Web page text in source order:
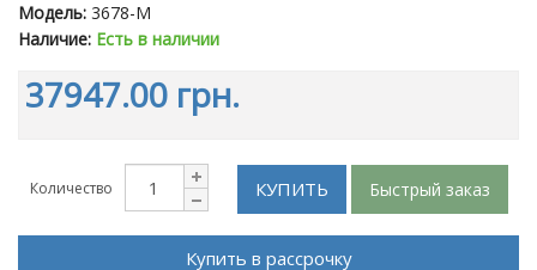
Модель: 3678-M
Наличие: Есть в наличии
37947.00 грн.
Количество КУПИТЬ Быстрый заказ
Купить в рассрочку